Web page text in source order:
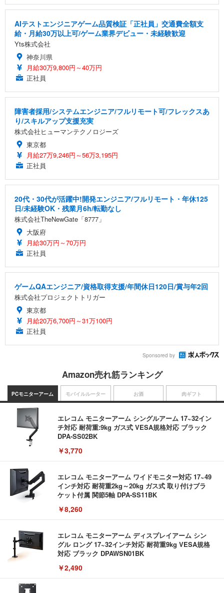
AIテストエンジニアゲーム品質検証「正社員」交通費全額支
給・月給30万以上可/ゲーム業界デビュー・未経験歓迎
Yts株式会社
神奈川県
月給30万9,800円～40万円
正社員
障害者採用/システムエンジニア/フルリモート可/フレックスあ
り/スキルアップ支援充実
株式会社ヒューマンテクノロジーズ
東京都
月給27万9,246円～56万3,195円
正社員
20代・30代が活躍中!開発エンジニア/フルリモート・年休125
日/未経験OK・残業月6h/転勤なし
株式会社TheNewGate「8777」
大阪府
月給30万円～70万円
正社員
ゲームQAエンジニア/資格取得支援/年間休日120日/賞与年2回
株式会社プロジェクトトリガー
東京都
月給20万6,700円～31万100円
正社員
Sponsored by
Amazon売れ筋ランキング
PCモニターアーム
エレコム モニターアーム シングルアーム 17~32イン
チ対応 耐荷重:9kg ガス式 VESA規格対応 ブラック
DPA-SS02BK
￥3,770
エレコム モニターアーム ワイドモニター対応 17~49
インチ対応 耐荷重2kg～20kg ガス式 取り付けブラ
ケット付属 関節5軸 DPA-SS11BK
￥8,260
エレコム モニターアーム ディスプレイアーム シン
グル ロング 17~32インチ対応 耐荷重9kg VESA規格
対応 ブラック DPAWSN01BK
￥2,490
モバイルルーター お酒 肉ギフト